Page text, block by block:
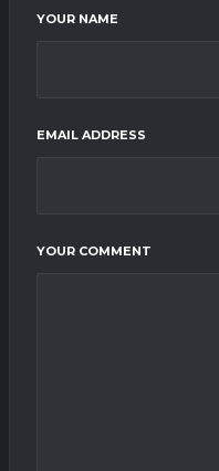
YOUR NAME
EMAIL ADDRESS
YOUR COMMENT